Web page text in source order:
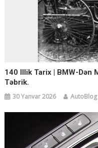
140 Illik Tarix | BMW-Dən
Təbrik.
30 Yanvar 2026 AutoBlog